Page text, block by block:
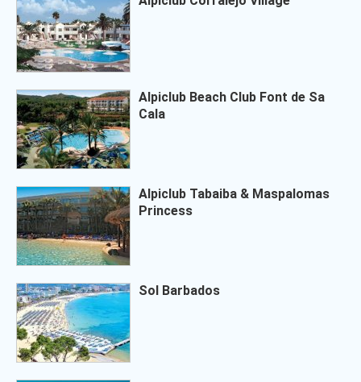
Alpiclub Beach Club Font de Sa
Cala
Alpiclub Tabaiba & Maspalomas
Princess
Sol Barbados